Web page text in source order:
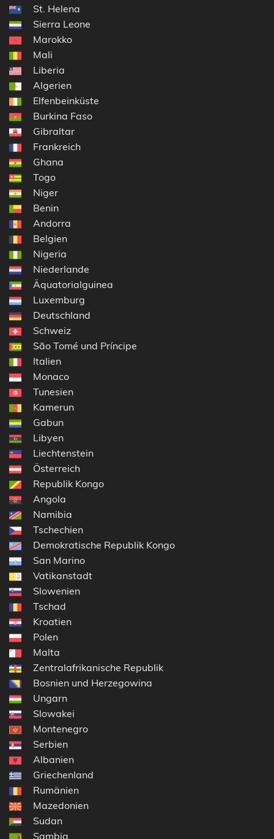
St. Helena
Sierra Leone
Marokko
Mali
Liberia
Algerien
Elfenbeinküste
Burkina Faso
Gibraltar
Frankreich
Ghana
Togo
Niger
Benin
Andorra
Belgien
Nigeria
Niederlande
Äquatorialguinea
Luxemburg
Deutschland
Schweiz
São Tomé und Príncipe
Italien
Monaco
Tunesien
Kamerun
Gabun
Libyen
Liechtenstein
Österreich
Republik Kongo
Angola
Namibia
Tschechien
Demokratische Republik Kongo
San Marino
Vatikanstadt
Slowenien
Tschad
Kroatien
Polen
Malta
Zentralafrikanische Republik
Bosnien und Herzegowina
Ungarn
Slowakei
Montenegro
Serbien
Albanien
Griechenland
Rumänien
Mazedonien
Sudan
Sambia